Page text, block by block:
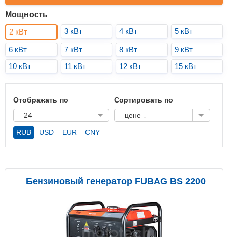
Мощность
2 кВт
3 кВт 4 кВт 5 кВт
6 кВт 7 кВт 8 кВт
9 кВт
10 кВт
11 кВт 12 кВт 15 кВт
Отображать по
24
Сортировать по
цене ↓
RUB USD EUR CNY
Бензиновый генератор FUBAG BS 2200